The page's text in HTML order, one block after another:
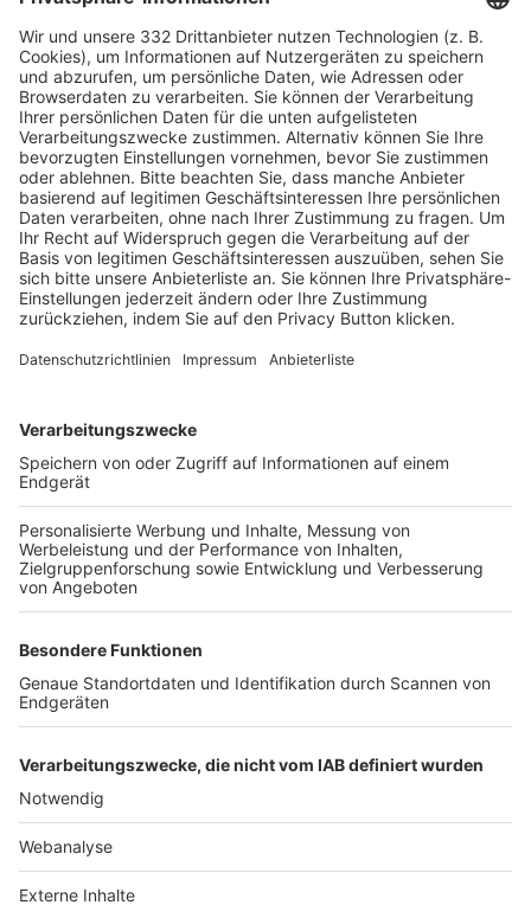
HÄUFIG BESUCHTE SEITEN
Pässe und Vereinswechsel
Trainerausbildung
Schulungsangebot Vereinsmitarbeiter
BFV-Geschäftsstellen
Trainerbörse
Login SpielPlus
FOLGE DEM BFV
TOP-VEREINE
TOP-PARTNER
Nutzungsbedingungen Datenschutz Impressum